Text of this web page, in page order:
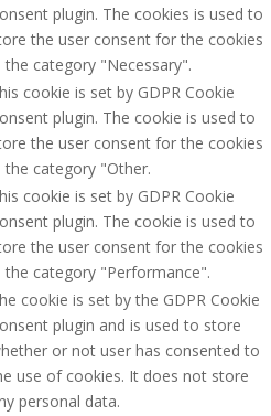
plugin. The cookies is used to
the user consent for the cookies
the category "Necessary".
cookie is set by GDPR Cookie
plugin. The cookie is used to
the user consent for the cookies
the category "Other.
cookie is set by GDPR Cookie
plugin. The cookie is used to
the user consent for the cookies
the category "Performance".
cookie is set by the GDPR Cookie
plugin and is used to store
or not user has consented to
use of cookies. It does not store
personal data.